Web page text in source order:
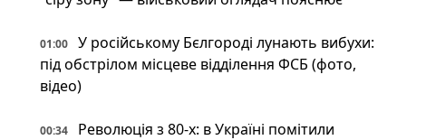
01:00
У російському Бєлгороді лунають вибухи:
під обстрілом місцеве відділення ФСБ (фото,
відео)
00:34
Революція з 80-х: в Україні помітили